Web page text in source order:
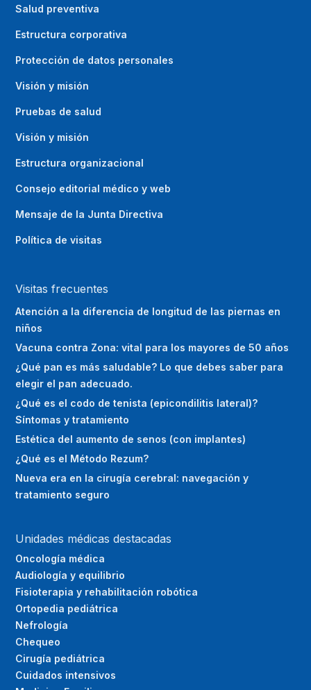
Salud preventiva
Estructura corporativa
Protección de datos personales
Visión y misión
Pruebas de salud
Visión y misión
Estructura organizacional
Consejo editorial médico y web
Mensaje de la Junta Directiva
Política de visitas
Visitas frecuentes
Atención a la diferencia de longitud de las piernas en
niños
Vacuna contra Zona: vital para los mayores de 50 años
¿Qué pan es más saludable? Lo que debes saber para
elegir el pan adecuado.
¿Qué es el codo de tenista (epicondilitis lateral)?
Síntomas y tratamiento
Estética del aumento de senos (con implantes)
¿Qué es el Método Rezum?
Nueva era en la cirugía cerebral: navegación y
tratamiento seguro
Unidades médicas destacadas
Oncología médica
Audiología y equilibrio
Fisioterapia y rehabilitación robótica
Ortopedia pediátrica
Nefrología
Chequeo
Cirugía pediátrica
Cuidados intensivos